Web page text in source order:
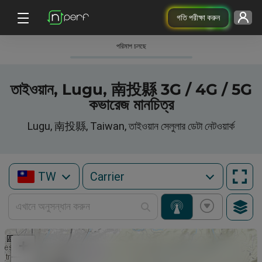
গতি পরীক্ষা করুন
পরিমাপ চলছে
তাইওয়ান, Lugu, 南投縣 3G / 4G / 5G
কভারেজ মানচিত্র
Lugu, 南投縣, Taiwan, তাইওয়ান সেলুলার ডেটা নেটওয়ার্ক
TW